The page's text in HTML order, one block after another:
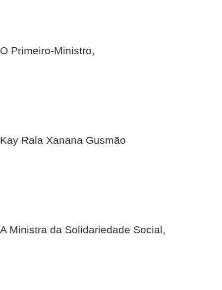
O Primeiro-Ministro,
Kay Rala Xanana Gusmão
A Ministra da Solidariedade Social,